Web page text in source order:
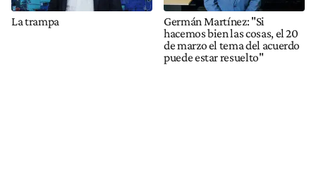
La trampa
Germán Martínez: "Si
hacemos bien las cosas, el 20
de marzo el tema del acuerdo
puede estar resuelto"